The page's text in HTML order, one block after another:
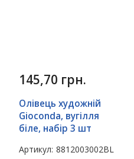
145,70 грн.
Олівець художній
Gioconda, вугілля
біле, набір 3 шт
Артикул: 8812003002BL